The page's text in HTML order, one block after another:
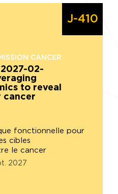
J-410
CANCER
2027-02-
to reveal
cancer
fonctionnelle pour
cibles
le cancer
2027